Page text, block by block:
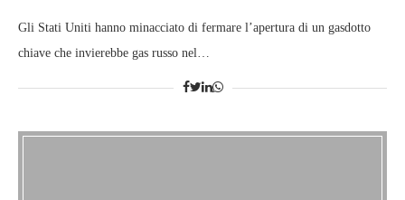
Gli Stati Uniti hanno minacciato di fermare l’apertura di un gasdotto
chiave che invierebbe gas russo nel…